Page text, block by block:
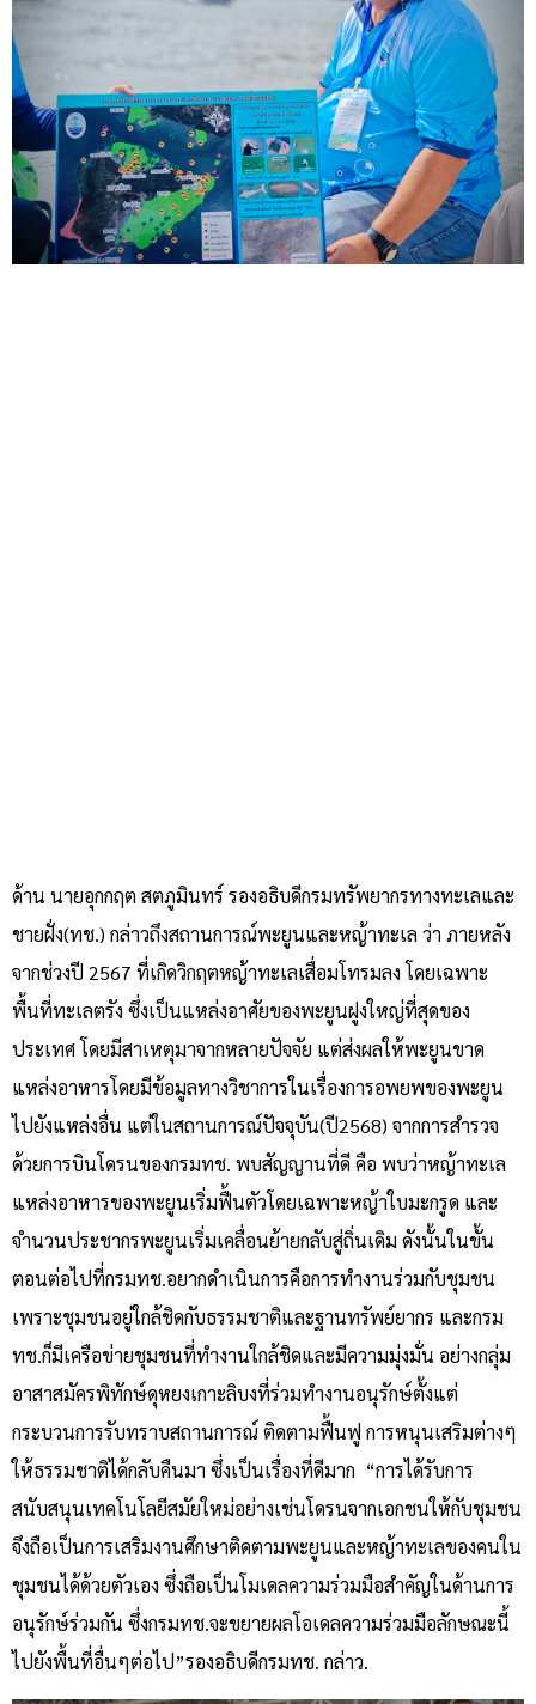
ด้าน นายอุกกฤต สตภูมินทร์ รองอธิบดีกรมทรัพยากรทางทะเลและ
ชายฝั่ง(ทช.) กล่าวถึงสถานการณ์พะยูนและหญ้าทะเล ว่า ภายหลัง
จากช่วงปี 2567 ที่เกิดวิกฤตหญ้าทะเลเสื่อมโทรมลง โดยเฉพาะ
พื้นที่ทะเลตรัง ซึ่งเป็นแหล่งอาศัยของพะยูนฝูงใหญ่ที่สุดของ
ประเทศ โดยมีสาเหตุมาจากหลายปัจจัย แต่ส่งผลให้พะยูนขาด
แหล่งอาหารโดยมีข้อมูลทางวิชาการในเรื่องการอพยพของพะยูน
ไปยังแหล่งอื่น แต่ในสถานการณ์ปัจจุบัน(ปี2568) จากการสำรวจ
ด้วยการบินโดรนของกรมทช. พบสัญญานที่ดี คือ พบว่าหญ้าทะเล
แหล่งอาหารของพะยูนเริ่มฟื้นตัวโดยเฉพาะหญ้าใบมะกรูด และ
จำนวนประชากรพะยูนเริ่มเคลื่อนย้ายกลับสู่ถิ่นเดิม ดังนั้นในขั้น
ตอนต่อไปที่กรมทช.อยากดำเนินการคือการทำงานร่วมกับชุมชน
เพราะชุมชนอยู่ใกล้ชิดกับธรรมชาติและฐานทรัพย์ยากร และกรม
ทช.ก็มีเครือข่ายชุมชนที่ทำงานใกล้ชิดและมีความมุ่งมั่น อย่างกลุ่ม
อาสาสมัครพิทักษ์ดุหยงเกาะลิบงที่ร่วมทำงานอนุรักษ์ตั้งแต่
กระบวนการรับทราบสถานการณ์ ติดตามฟื้นฟู การหนุนเสริมต่างๆ
ให้ธรรมชาติได้กลับคืนมา ซึ่งเป็นเรื่องที่ดีมาก “การได้รับการ
สนับสนุนเทคโนโลยีสมัยใหม่อย่างเช่นโดรนจากเอกชนให้กับชุมชน
จึงถือเป็นการเสริมงานศึกษาติดตามพะยูนและหญ้าทะเลของคนใน
ชุมชนได้ด้วยตัวเอง ซึ่งถือเป็นโมเดลความร่วมมือสำคัญในด้านการ
อนุรักษ์ร่วมกัน ซึ่งกรมทช.จะขยายผลโอเดลความร่วมมือลักษณะนี้
ไปยังพื้นที่อื่นๆต่อไป”รองอธิบดีกรมทช. กล่าว.